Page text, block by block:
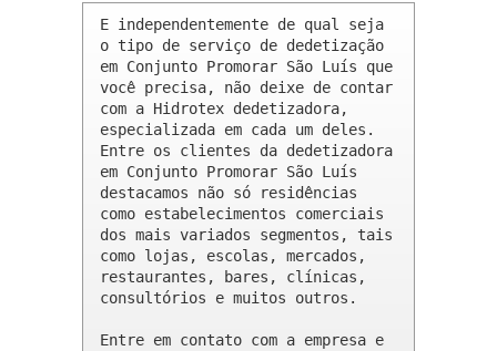
E independentemente de qual seja
o tipo de serviço de dedetização
em Conjunto Promorar São Luís que
você precisa, não deixe de contar
com a Hidrotex dedetizadora,
especializada em cada um deles.
Entre os clientes da dedetizadora
em Conjunto Promorar São Luís
destacamos não só residências
como estabelecimentos comerciais
dos mais variados segmentos, tais
como lojas, escolas, mercados,
restaurantes, bares, clínicas,
consultórios e muitos outros.
Entre em contato com a empresa e